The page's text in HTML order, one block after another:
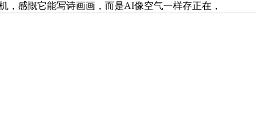
，感慨它能写诗画画，而是AI像空气一样存正在，